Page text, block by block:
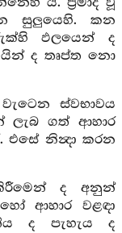
සුලුයෙහි. කන
ඵලයෙන් ද
ද තෘප්ත නො
ස්වභාවය
ලැබ ගත් ආහාර
එසේ නින්‍දා කරන
ද අනුන්
ආහාර වළඳා
ද පැහැය ද